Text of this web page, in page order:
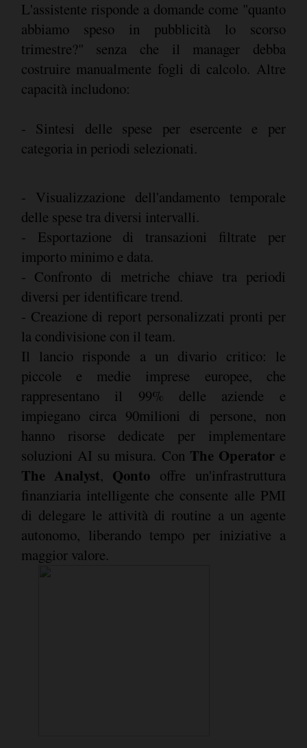
L'assistente risponde a domande come "quanto
abbiamo speso in pubblicità lo scorso
trimestre?" senza che il manager debba
costruire manualmente fogli di calcolo. Altre
capacità includono:
- Sintesi delle spese per esercente e per
categoria in periodi selezionati.
- Visualizzazione dell'andamento temporale
delle spese tra diversi intervalli.
- Esportazione di transazioni filtrate per
importo minimo e data.
- Confronto di metriche chiave tra periodi
diversi per identificare trend.
- Creazione di report personalizzati pronti per
la condivisione con il team.
Il lancio risponde a un divario critico: le
piccole e medie imprese europee, che
rappresentano il 99% delle aziende e
impiegano circa 90milioni di persone, non
hanno risorse dedicate per implementare
soluzioni AI su misura. Con The Operatore
The Analyst, Qontooffre un'infrastruttura
finanziaria intelligente che consente alle PMI
di delegare le attività di routine a un agente
autonomo, liberando tempo per iniziative a
maggior valore.